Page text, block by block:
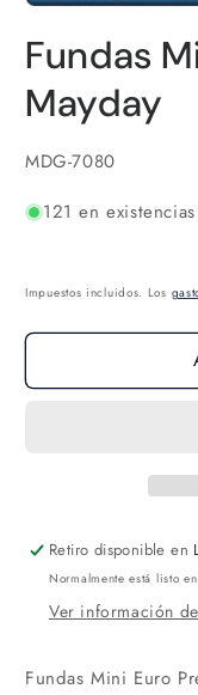
multimedia
1
una
ventana
Fundas
Mayday
SKU:
MDG-7080
121 en existencias
Impuestos incluidos. Los
Retiro disponible en
Normalmente está listo
Ver información
Fundas Mini Euro